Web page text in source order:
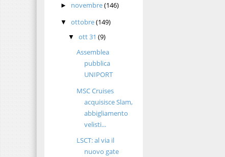
► novembre(146)
▼ ottobre(149)
▼ott 31(9)
Assemblea
pubblica
UNIPORT
MSC Cruises
acquisisce Slam,
abbigliamento
velisti...
LSCT: al via il
nuovo gate